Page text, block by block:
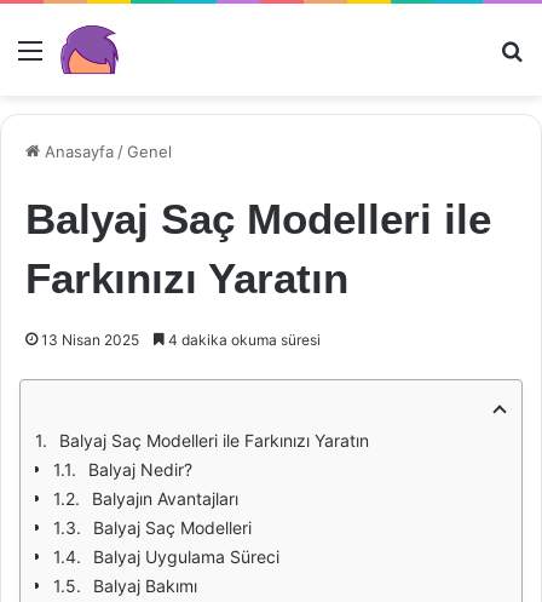
Menü
Anasayfa /Genel
Balyaj Saç Modelleri ile
Farkınızı Yaratın
13 Nisan 2025 4 dakika okuma süresi
Balyaj Saç Modelleri ile Farkınızı Yaratın
Balyaj Nedir?
Balyajın Avantajları
Balyaj Saç Modelleri
Balyaj Uygulama Süreci
Balyaj Bakımı